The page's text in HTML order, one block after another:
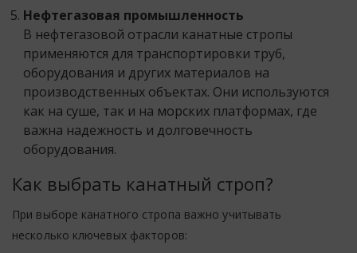
Нефтегазовая промышленность
В нефтегазовой отрасли канатные стропы
применяются для транспортировки труб,
оборудования и других материалов на
производственных объектах. Они используются
как на суше, так и на морских платформах, где
важна надежность и долговечность
оборудования.
Как выбрать канатный строп?
При выборе канатного стропа важно учитывать
несколько ключевых факторов: